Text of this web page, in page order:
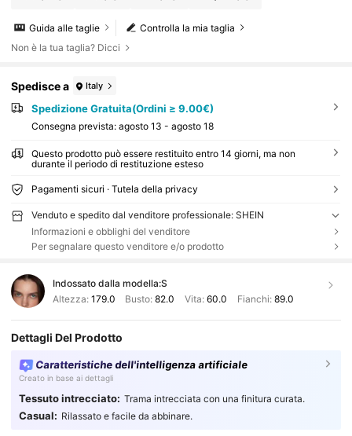
Controlla la mia taglia
Guida alle taglie
Non è la tua taglia? Dicci
Spedisce a Italy
Spedizione Gratuita(Ordini ≥ 9.00€)
Consegna prevista: agosto 13 - agosto 18
Questo prodotto può essere restituito entro 14 giorni, ma non
durante il periodo di restituzione esteso
Pagamenti sicuri · Tutela della privacy
Venduto e spedito dal venditore professionale: SHEIN
Informazioni e obblighi del venditore
Per segnalare questo venditore e/o prodotto
Indossato dalla modella:S
Altezza: 179.0 Busto:82.0 Vita: 60.0 Fianchi: 89.0
Dettagli Del Prodotto
Caratteristiche dell'intelligenza artificiale
Creato in base ai dettagli
Tessuto intrecciato: Trama intrecciata con una finitura curata.
Casual: Rilassato e facile da abbinare.